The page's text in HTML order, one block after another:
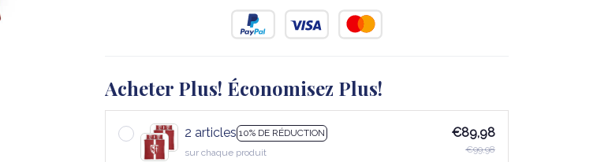
Acheter Plus! Économisez Plus!
2 articles 10% DE RÉDUCTION
sur chaque produit
€89,98
€99,98